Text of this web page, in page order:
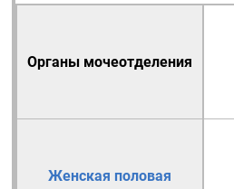
Органы мочеотделения
Женская половая